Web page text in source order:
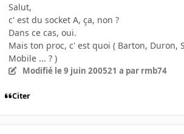
Salut,
c' est du socket A, ça, non ?
Dans ce cas, oui.
Mais ton proc, c' est quoi ( Barton, Duron,
Mobile ... ? )
Modifié le 9 juin 200521 a par rmb74
Citer